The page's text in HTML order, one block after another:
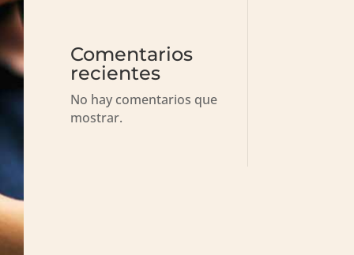
Comentarios
recientes
No hay comentarios que
mostrar.